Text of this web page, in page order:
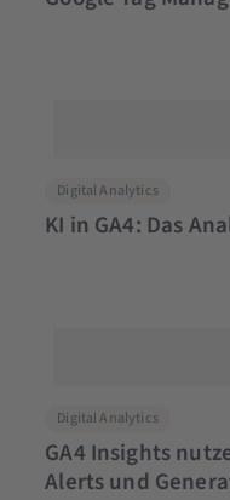
Digital Analytics
KI in GA4: Das
Digital Analytics
GA4 Insights
Alerts und